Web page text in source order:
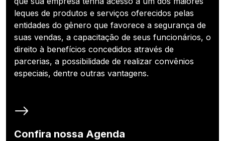
leques de produtos e serviços oferecidos pelas
entidades do gênero que favorece a segurança de
suas vendas, a capacitação de seus funcionários, o
direito à benefícios concedidos através de
parcerias, a possibilidade de realizar convênios
especiais, dentre outras vantagens.
Confira nossa Agenda